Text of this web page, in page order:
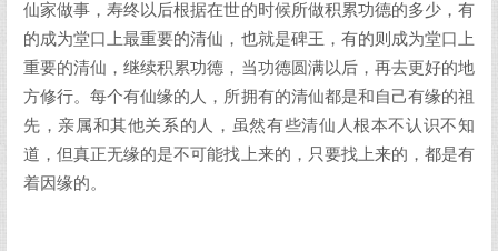
仙家做事，寿终以后根据在世的时候所做积累功德的多少，有
的成为堂口上最重要的清仙，也就是碑王，有的则成为堂口上
重要的清仙，继续积累功德，当功德圆满以后，再去更好的地
方修行。每个有仙缘的人，所拥有的清仙都是和自己有缘的祖
先，亲属和其他关系的人，虽然有些清仙人根本不认识不知
道，但真正无缘的是不可能找上来的，只要找上来的，都是有
着因缘的。